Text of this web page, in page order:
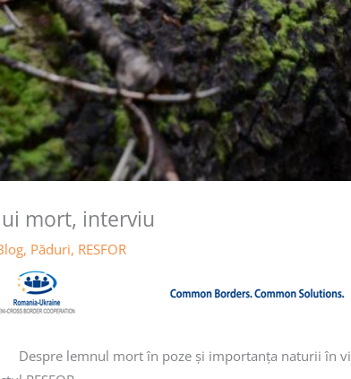
mort, interviu
, Păduri, RESFOR
Despre lemnul mort în poze și importanța naturii în